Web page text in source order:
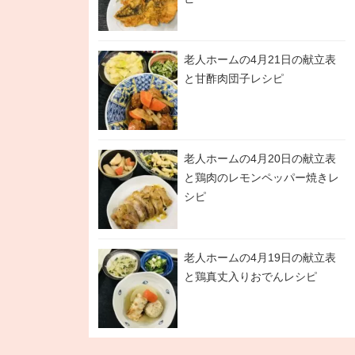
老人ホームの4月21日の献立表
と甘酢肉団子レシピ
老人ホームの4月20日の献立表
と鶏肉のレモンペッパー焼きレ
シピ
老人ホームの4月19日の献立表
と鶏真丈入りおでんレシピ